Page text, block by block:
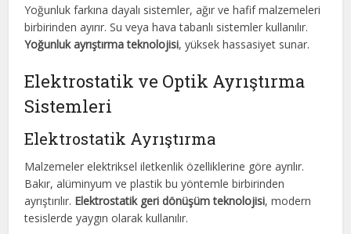
Yoğunluk farkına dayalı sistemler, ağır ve hafif malzemeleri
birbirinden ayırır. Su veya hava tabanlı sistemler kullanılır.
Yoğunluk ayrıştırma teknolojisi, yüksek hassasiyet sunar.
Elektrostatik ve Optik Ayrıştırma
Sistemleri
Elektrostatik Ayrıştırma
Malzemeler elektriksel iletkenlik özelliklerine göre ayrılır.
Bakır, alüminyum ve plastik bu yöntemle birbirinden
ayrıştırılır. Elektrostatik geri dönüşüm teknolojisi, modern
tesislerde yaygın olarak kullanılır.